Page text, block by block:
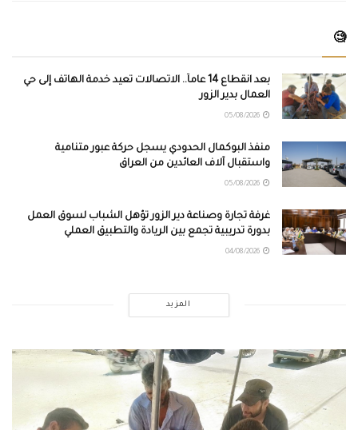
🧐
بعد انقطاع 14 عاماً.. الاتصالات تعيد خدمة الهاتف إلى حي
العمال بدير الزور
منفذ البوكمال الحدودي يسجل حركة عبور متنامية
واستقبال آلاف العائدين من العراق
غرفة تجارة وصناعة دير الزور تؤهل الشباب لسوق العمل
بدورة تدريبية تجمع بين الريادة والتطبيق العملي
المزيد